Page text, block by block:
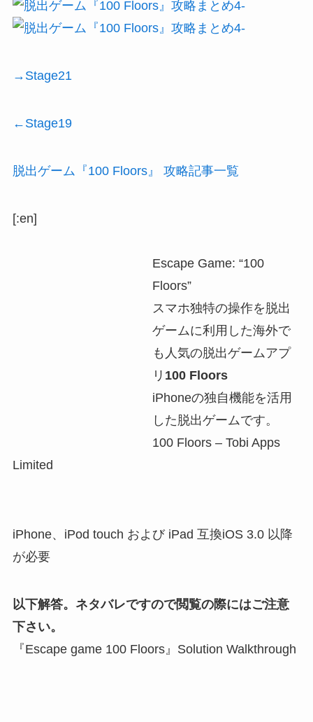
→Stage21
←Stage19
脱出ゲーム『100 Floors』 攻略記事一覧
[:en]
Escape Game: “100
Floors”
スマホ独特の操作を脱出
ゲームに利用した海外で
も人気の脱出ゲームアプ
リ 100 Floors
iPhoneの独自機能を活用
した脱出ゲームです。
100 Floors – Tobi Apps
Limited
iPhone、iPod touch および iPad 互換iOS 3.0 以降
が必要
以下解答。ネタバレですので閲覧の際にはご注意
下さい。
『Escape game 100 Floors』Solution Walkthrough